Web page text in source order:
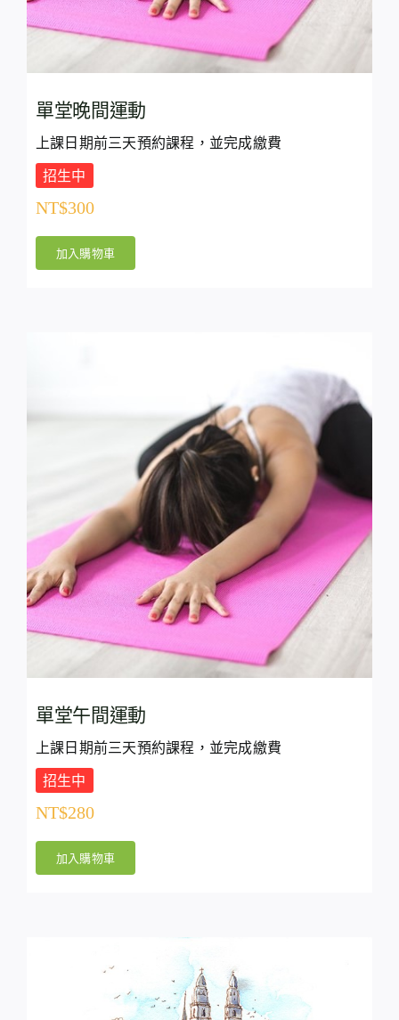
單堂晚間運動
上課日期前三天預約課程，並完成繳費
招生中
NT$300
加入購物車
單堂午間運動
上課日期前三天預約課程，並完成繳費
招生中
NT$280
加入購物車